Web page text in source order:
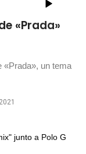
«Prada»
«Prada», un tema